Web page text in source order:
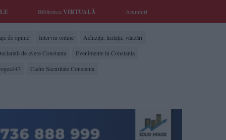
BibliotecaVIRTUALĂ Anunturi
de opinie Interviu online
Achiziții, licitații, vânzări
de avere Constanta
Evenimente in Constanta
Cadre Securitate Constanta